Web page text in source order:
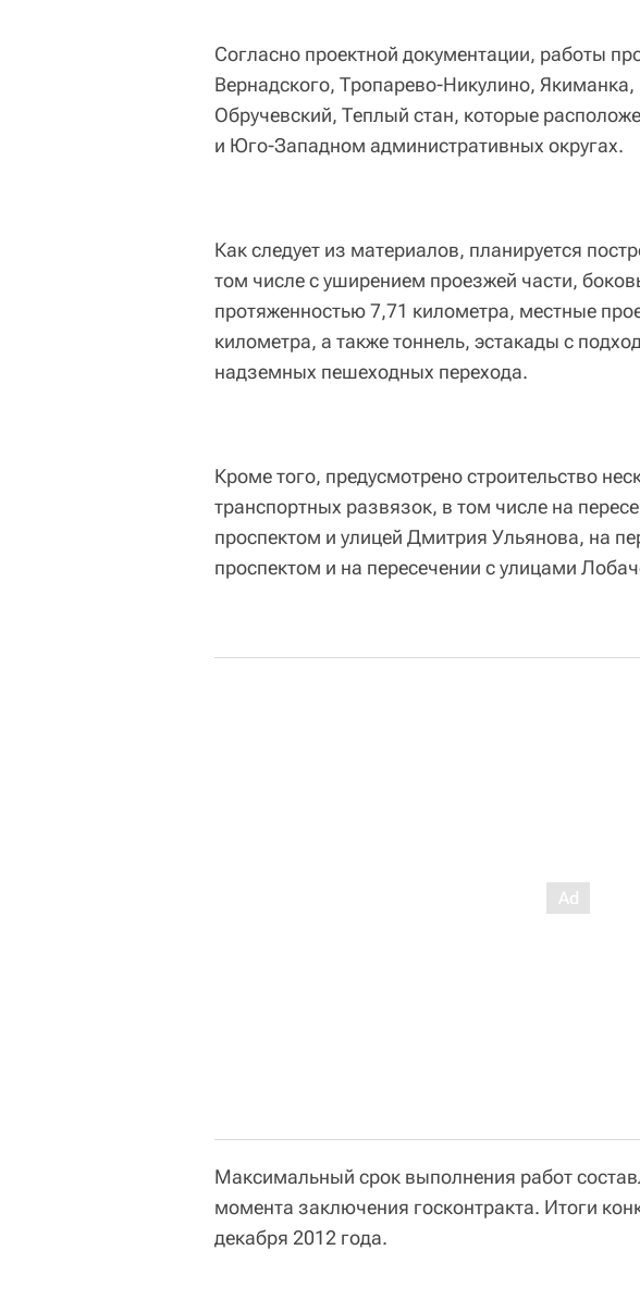
Согласно проектной документации, работы
Вернадского, Тропарево-Никулино,
Обручевский, Теплый стан, которые
и Юго-Западном административных округах.
Как следует из материалов, планируется
том числе с уширением проезжей части,
протяженностью 7,71 километра, местные
километра, а также тоннель, эстакады с
надземных пешеходных перехода.
Кроме того, предусмотрено строительство
транспортных развязок, в том числе на
проспектом и улицей Дмитрия Ульянова, на
проспектом и на пересечении с улицами
Максимальный срок выполнения работ
момента заключения госконтракта. Итоги
декабря 2012 года.